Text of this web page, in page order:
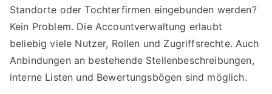
Standorte oder Tochterfirmen eingebunden werden?
Kein Problem. Die Accountverwaltung erlaubt
beliebig viele Nutzer, Rollen und Zugriffsrechte. Auch
Anbindungen an bestehende Stellenbeschreibungen,
interne Listen und Bewertungsbögen sind möglich.